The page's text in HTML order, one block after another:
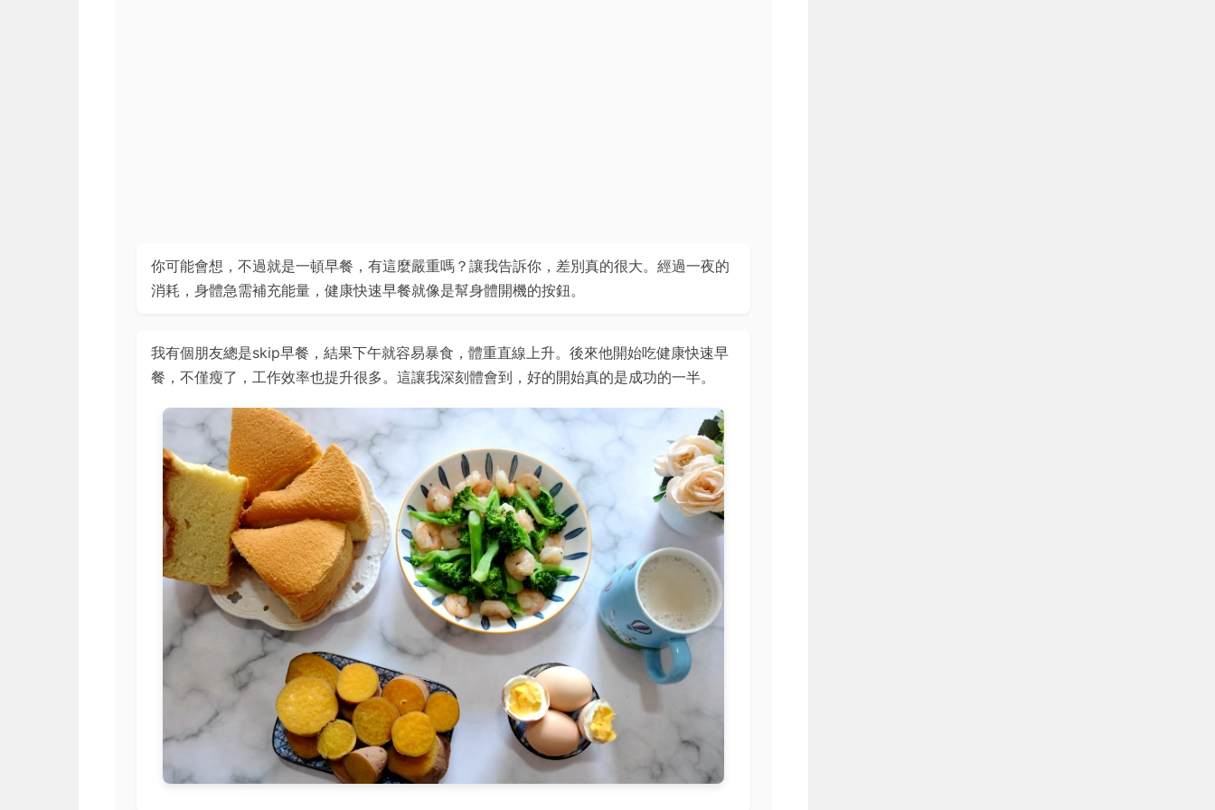
你可能會想，不過就是一頓早餐，有這麼嚴重嗎？讓我告訴你，差別真的很大。經過一夜的
消耗，身體急需補充能量，健康快速早餐就像是幫身體開機的按鈕。
我有個朋友總是skip早餐，結果下午就容易暴食，體重直線上升。後來他開始吃健康快速早
餐，不僅瘦了，工作效率也提升很多。這讓我深刻體會到，好的開始真的是成功的一半。